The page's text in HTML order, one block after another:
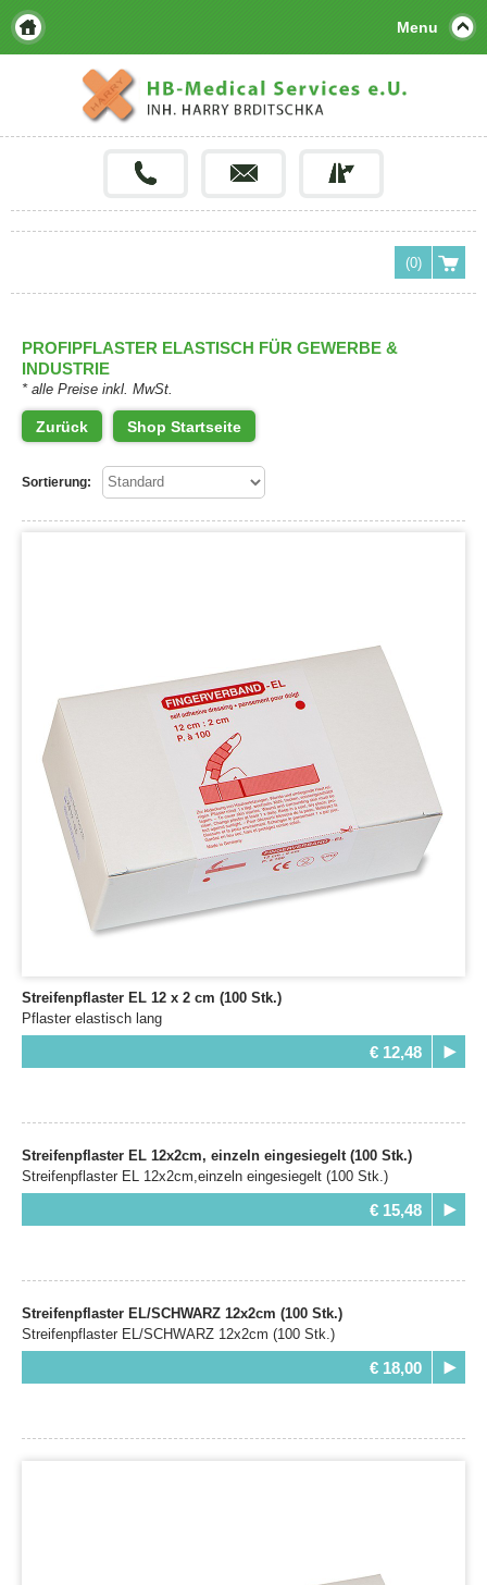
Menu
(0)
PROFIPFLASTER ELASTISCH FÜR GEWERBE &
INDUSTRIE
* alle Preise inkl. MwSt.
Zurück Shop Startseite
Sortierung:
Streifenpflaster EL 12 x 2 cm (100 Stk.)
Pflaster elastisch lang
€ 12,48
Streifenpflaster EL 12x2cm, einzeln eingesiegelt (100 Stk.)
Streifenpflaster EL 12x2cm,einzeln eingesiegelt (100 Stk.)
€ 15,48
Streifenpflaster EL/SCHWARZ 12x2cm (100 Stk.)
Streifenpflaster EL/SCHWARZ 12x2cm (100 Stk.)
€ 18,00